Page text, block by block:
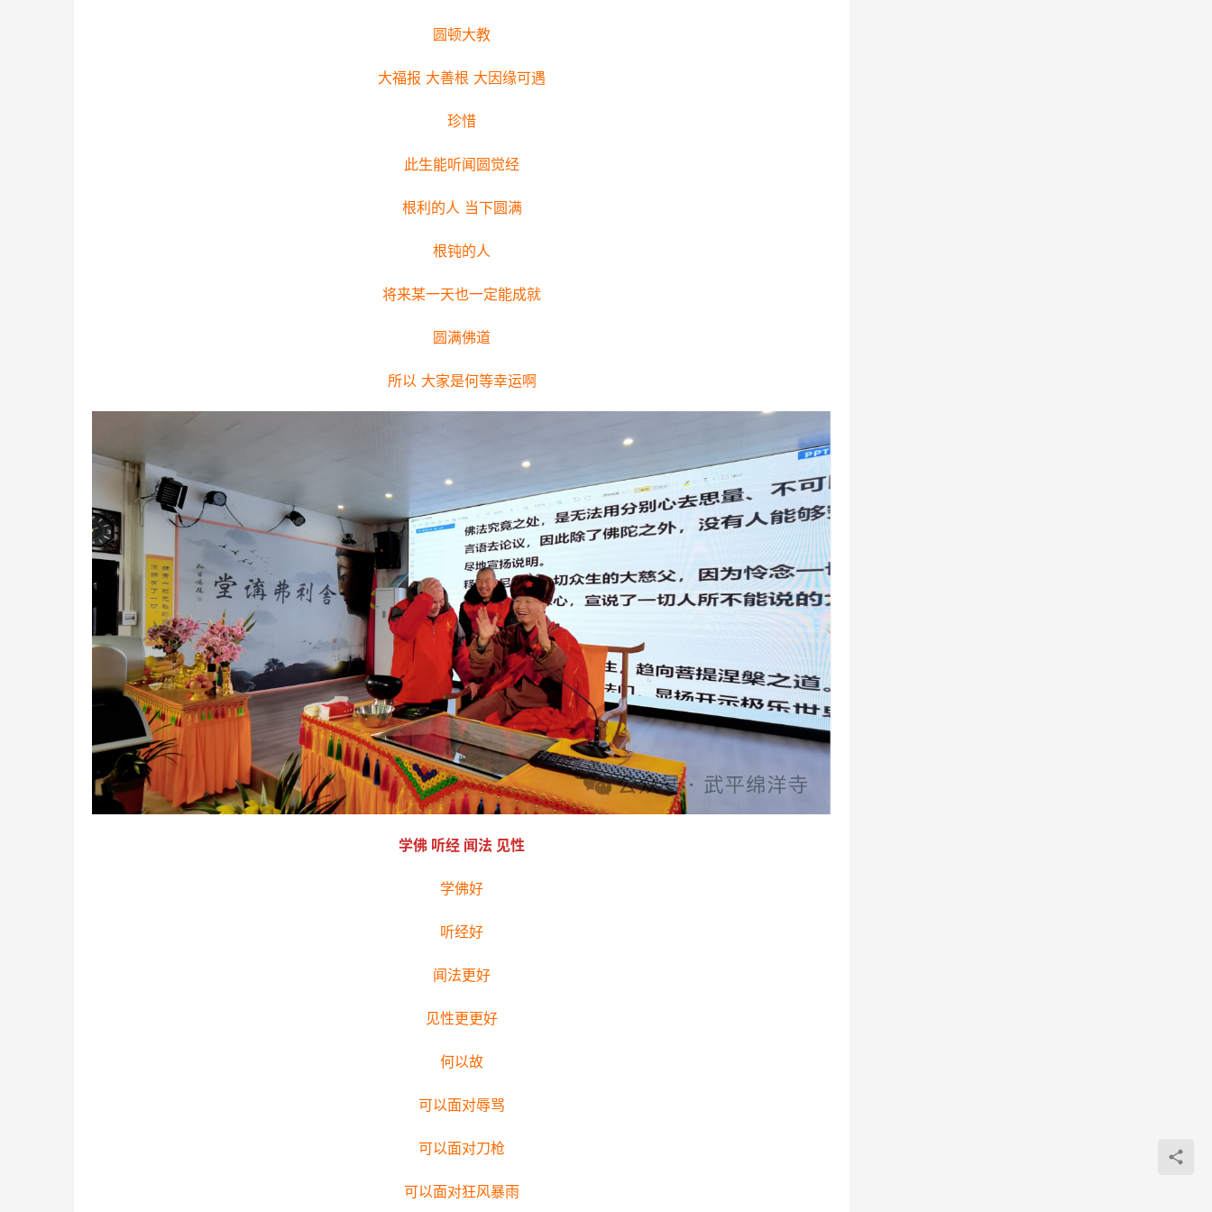
圆顿大教
大福报 大善根 大因缘可遇
珍惜
此生能听闻圆觉经
根利的人 当下圆满
根钝的人
将来某一天也一定能成就
圆满佛道
所以 大家是何等幸运啊
学佛 听经 闻法 见性
学佛好
听经好
闻法更好
见性更更好
何以故
可以面对辱骂
可以面对刀枪
可以面对狂风暴雨